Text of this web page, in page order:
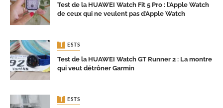
Test de la HUAWEI Watch Fit 5 Pro : l’Apple Watch
de ceux qui ne veulent pas d’Apple Watch
TESTS
Test de la HUAWEI Watch GT Runner 2 : La montre
qui veut détrôner Garmin
TESTS